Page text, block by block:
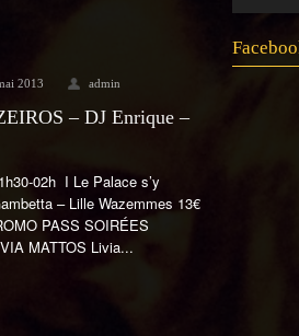
2013 admin
– DJ Enrique –
02h I Le Palace s’y
– Lille Wazemmes 13€
PASS SOIRÉES
MATTOS Livia...